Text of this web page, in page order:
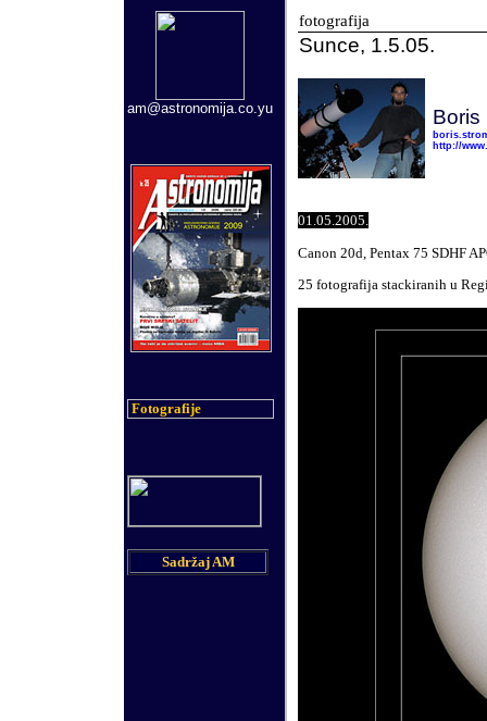
am@astronomija.co.yu
Fotografije
Sadržaj AM
fotografija
Sunce, 1.5.05.
Boris
http://
01.05.2005.
Canon 20d, Pentax 75 SDHF
25 fotografija stackiranih u